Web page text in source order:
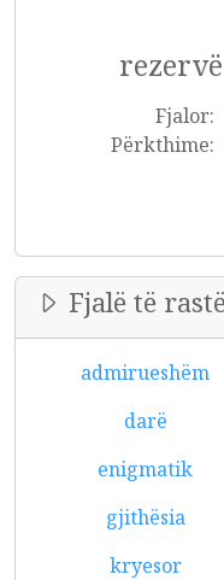
Fjalor:
Përkthime:
Fjalë të
admirueshëm
darë
enigmatik
gjithësia
kryesor